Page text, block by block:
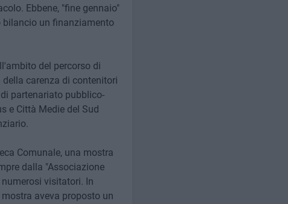
Ebbene, "fine gennaio"
bilancio un finanziamento
del percorso di
carenza di contenitori
partenariato pubblico-
e Città Medie del Sud
Comunale, una mostra
dalla "Associazione
visitatori. In
aveva proposto un